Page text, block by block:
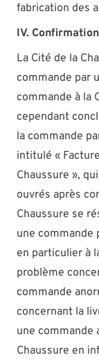
fabrication des
IV.
La Cité de la
commande par
commande à la
cependant
la commande
intitulé «
Chaussure »,
ouvrés après
Chaussure se
une commande
en particulier à
problème
commande
concernant la
une commande
Chaussure en